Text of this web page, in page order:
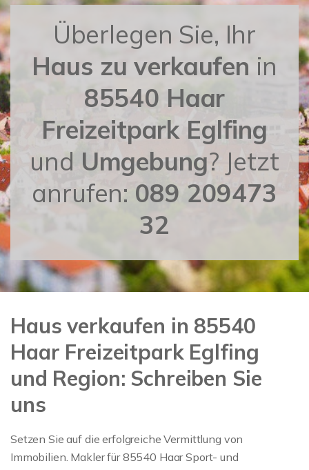
Überlegen Sie, Ihr
Haus zu verkaufen in
85540 Haar
Freizeitpark Eglfing
und Umgebung? Jetzt
anrufen: 089 209473
32
Haus verkaufen in 85540
Haar Freizeitpark Eglfing
und Region: Schreiben Sie
uns
Setzen Sie auf die erfolgreiche Vermittlung von
Immobilien. Makler für 85540 Haar Sport- und